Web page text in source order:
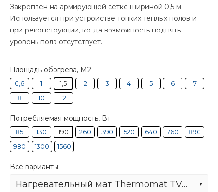
Закреплен на армирующей сетке шириной 0,5 м.
Используется при устройстве тонких теплых полов и
при реконструкции, когда возможность поднять
уровень пола отсутствует.
Площадь обогрева, М2
0,6 1 1,5 2 3 4 5 6
7
8
10 12
Потребляемая мощность, Вт
85 130 190 260 390 520 640 760
890
980
1300 1560
Все варианты:
Нагревательный мат Thermomat TVK-130 1,5 м²